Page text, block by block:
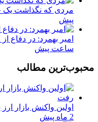
مردی که نگذاشت یک
پیش
امیر بهمرد: در دفاع
ساعت پیش
محبوب‌ترین مطالب
اولین واکنش بازار
2 ماه پیش